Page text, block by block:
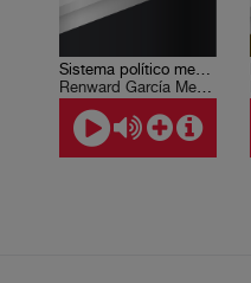
Sistema político mexicano 1. El Estado nacional
Renward García Medrano